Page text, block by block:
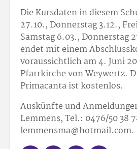
Die Kursdaten in diesem
27.10., Donnerstag 3.12.,
Samstag 6.03., Donnerstag
endet mit einem
voraussichtlich am 4. Juni
Pfarrkirche von Weywertz.
Primacanta ist kostenlos.
Auskünfte und
Lemmens, Tel.: 0476/50 38
lemmensma@hotmail.com.